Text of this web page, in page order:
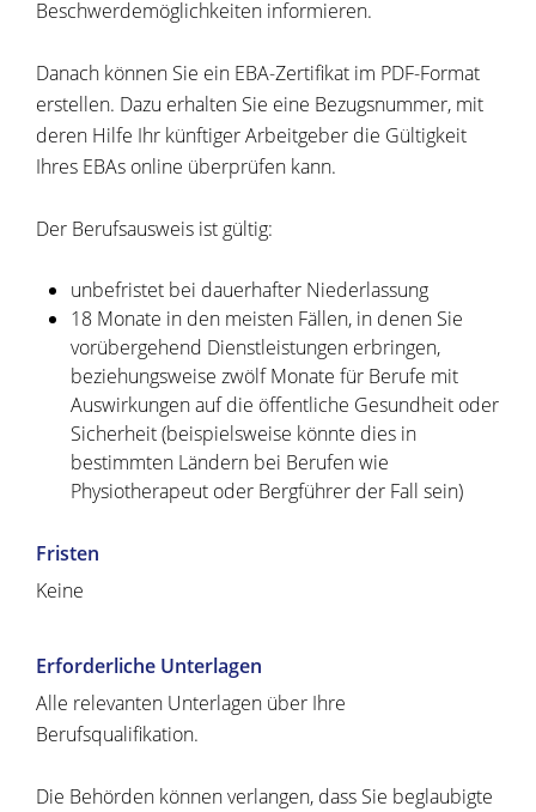
Beschwerdemöglichkeiten informieren.
Danach können Sie ein EBA-Zertifikat im PDF-Format
erstellen. Dazu erhalten Sie eine Bezugsnummer, mit
deren Hilfe Ihr künftiger Arbeitgeber die Gültigkeit
Ihres EBAs online überprüfen kann.
Der Berufsausweis ist gültig:
unbefristet bei dauerhafter Niederlassung
18 Monate in den meisten Fällen, in denen Sie
vorübergehend Dienstleistungen erbringen,
beziehungsweise zwölf Monate für Berufe mit
Auswirkungen auf die öffentliche Gesundheit oder
Sicherheit (beispielsweise könnte dies in
bestimmten Ländern bei Berufen wie
Physiotherapeut oder Bergführer der Fall sein)
Fristen
Keine
Erforderliche Unterlagen
Alle relevanten Unterlagen über Ihre
Berufsqualifikation.
Die Behörden können verlangen, dass Sie beglaubigte